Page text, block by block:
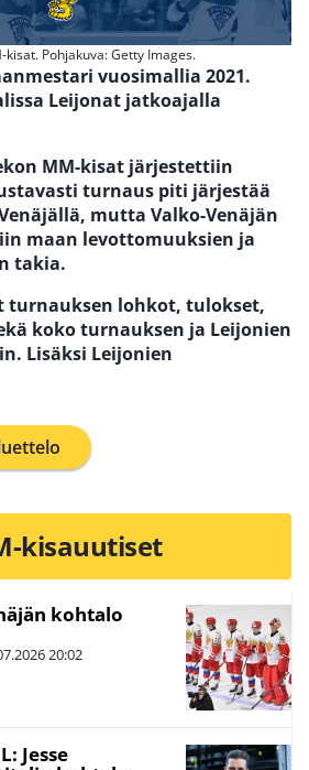
kisat. Pohjakuva: Getty Images.
vuosimallia 2021.
Leijonat jatkoajalla
MM-kisat järjestettiin
turnaus piti järjestää
mutta Valko-Venäjän
maan levottomuuksien ja
takia.
turnauksen lohkot, tulokset,
koko turnauksen ja Leijonien
Lisäksi Leijonien
kisauutiset
kohtalo
20:02
Jesse